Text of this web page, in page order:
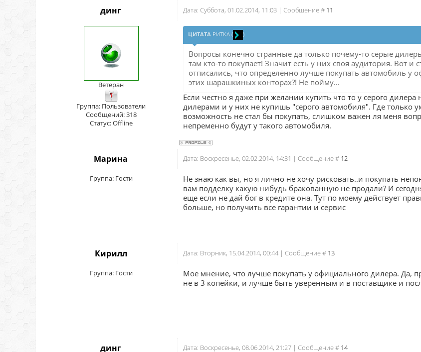
динг Дата: Суббота, 01.02.2014, 11:03 | Сообщение # 11
Ветеран
Группа: Пользователи
Сообщений:318
Статус:Offline
ЦИТАТА РИТКА ( )
Вопросы конечно странные да только почему-то серые
там кто-то покупает! Значит есть у них своя аудитория. Вот
отписались, что определённо лучше покупать автомобиль у
этих шарашкиных конторах?! Не пойму...
Если честно я даже при желании купить что то у серого
дилерами и у них не купишь "серого автомобиля". Где только
возможность не стал бы покупать, слишком важен ля меня
непременно будут у такого автомобиля.
Марина Дата: Воскресенье, 02.02.2014, 14:31 | Сообщение # 12
Группа: Гости
Не знаю как вы, но я лично не хочу рисковать..и покупать
вам подделку какую нибудь бракованную не продали? И
еще если не дай бог в кредите она. Тут по моему действует
больше, но получить все гарантии и сервис
Кирилл Дата: Вторник, 15.04.2014, 00:44 | Сообщение # 13
Группа: Гости
Мое мнение, что лучше покупать у официального дилера. Да,
не в 3 копейки, и лучше быть уверенным и в поставщике и
динг Дата: Воскресенье, 08.06.2014, 21:27 | Сообщение # 14